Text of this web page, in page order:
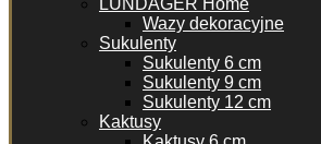
LUNDAGER Home
Wazy dekoracyjne
Sukulenty
Sukulenty 6 cm
Sukulenty 9 cm
Sukulenty 12 cm
Kaktusy